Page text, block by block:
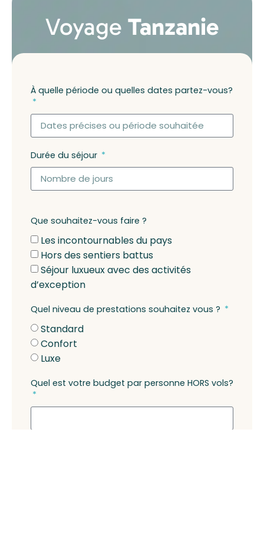
Voyage Tanzanie
À quelle période ou quelles dates partez-vous?
Durée du séjour
Que souhaitez-vous faire ?
Les incontournables du pays
Hors des sentiers battus
Séjour luxueux avec des activités
d’exception
Quel niveau de prestations souhaitez vous ?
Standard
Confort
Luxe
Quel est votre budget par personne HORS vols?